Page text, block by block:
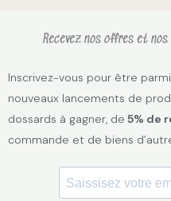
Recevez nos offres et
Inscrivez-vous pour être
nouveaux lancements de
dossards à gagner, de 5% de
commande et de biens